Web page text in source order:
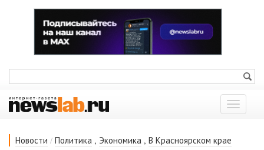
Показать
меню
Новости / Политика , Экономика , В Красноярском крае